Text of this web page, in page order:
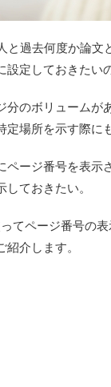
と過去何度か論
定しておきたい
分のボリューム
場所を示す際に
ページ番号を表
ておきたい。
てページ番号の
介します。